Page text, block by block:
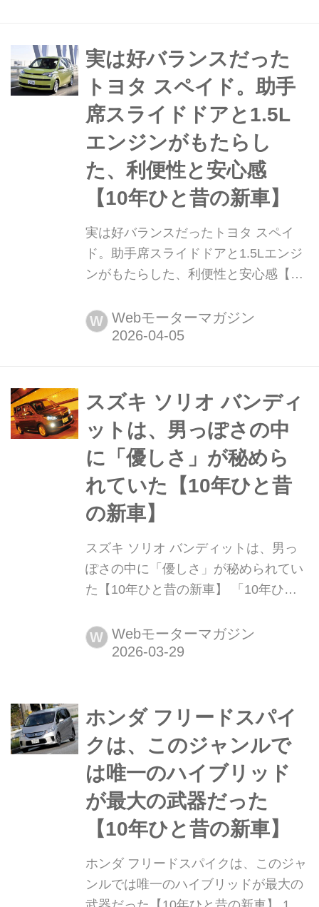
能は同じだが、「白黒写真しか撮れな
い」派生モデルである。画素数も...
実は好バランスだった
トヨタ スペイド。助手
席スライドドアと1.5L
エンジンがもたらし
た、利便性と安心感
【10年ひと昔の新車】
実は好バランスだったトヨタ スペイ
ド。助手席スライドドアと1.5Lエンジ
ンがもたらした、利便性と安心感【10
よく言うが、およそ10年前のクルマは
環境や安全を重視する傾向が強まって
う。今回は、2012年にトヨタ ポルテ
がフルモデルチェンジしたときに姉妹
車として登場した、スペイドだ。
W Webモーターマガジン
スズキ ソリオ バンディ
ットは、男っぽさの中
に「優しさ」が秘めら
れていた【10年ひと昔
の新車】
スズキ ソリオ バンディットは、男っ
ぽさの中に「優しさ」が秘められてい
た【10年ひと昔の新車】 「10年ひと
クルマは環境や安全を重視する傾向が
強まっていた。そんな時代のニューモ
ソリオに追加設定された「ソリオ バン
ディット」だ。
W Webモーターマガジン
ホンダ フリードスパイ
クは、このジャンルで
は唯一のハイブリッド
が最大の武器だった
【10年ひと昔の新車】
ホンダ フリードスパイクは、このジャ
ンルでは唯一のハイブリッドが最大の